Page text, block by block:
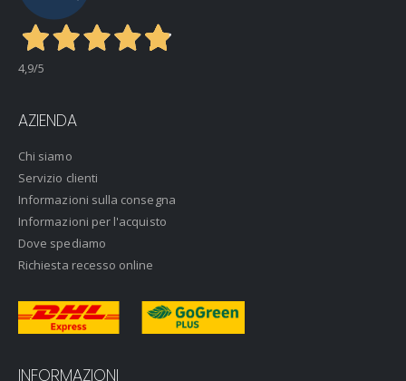
4,9/5
AZIENDA
Chi siamo
Servizio clienti
Informazioni sulla consegna
Informazioni per l'acquisto
Dove spediamo
Richiesta recesso online
INFORMAZIONI